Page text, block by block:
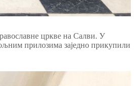
цркве на Салви. У
прилозима заједно прикупили